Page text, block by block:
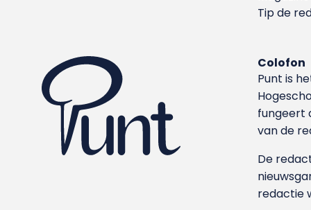
Tip de
Colofon
Punt is
fungeert
van de
De
redactie